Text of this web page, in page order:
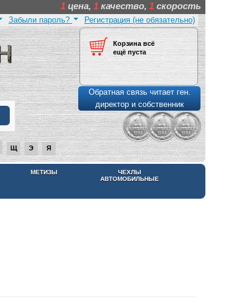
1 цена, 1 качество, 1 скорость
Регистрация (не обязательно)
Забыли пароль?
Корзина всё
ещё пуста
Обратная связь читает ген.
директор и собственник
Щ Э Я
МЕТИЗЫ
ЧЕХЛЫ
АВТОМОБИЛЬНЫЕ